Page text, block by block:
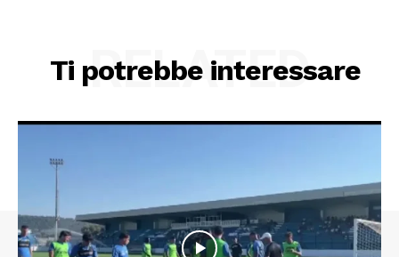
Ti potrebbe interessare
RELATED